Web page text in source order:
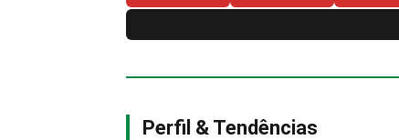
Perfil & Tendências